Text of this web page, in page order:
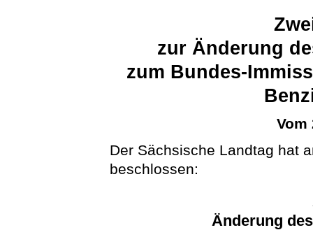
zur Änderung
zum Bundes-
Vom
Der Sächsische Landtag hat
beschlossen:
Änderung